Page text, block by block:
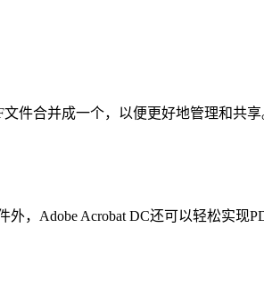
件合并成一个，以便更好地管理和共
，Adobe Acrobat DC还可以轻松实现